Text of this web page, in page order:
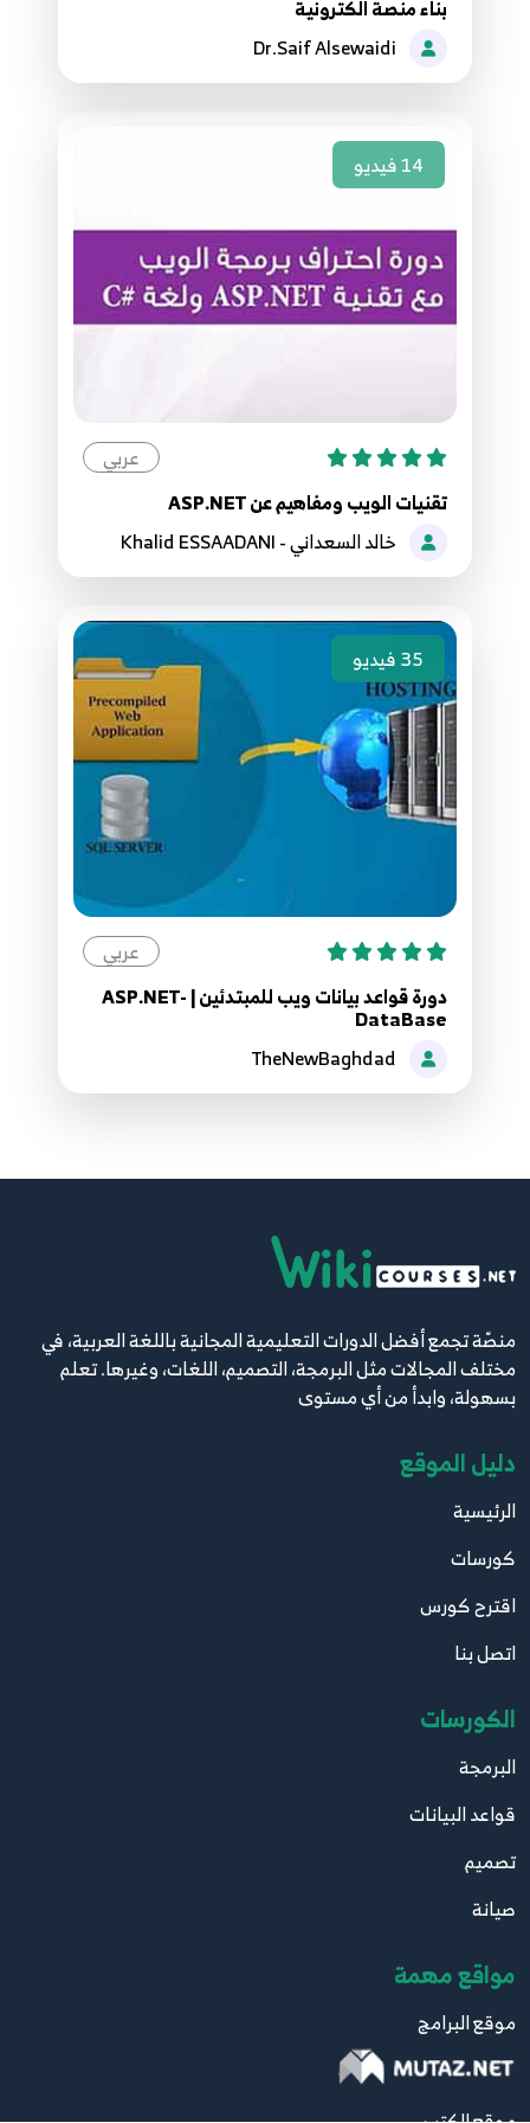
138.137. موقع مقالاتي - جلب المقالات السابقة
5:21
10:38
139
7:47
141.140. موقع مقالاتي عرض الناشرون لزائري
142.141. موقع مقالاتي - اكمال وظائف عرض
الناشرون
4:17
143.142. موقع مقالاتي - انشاء قاعدة البيانات على
الاستضافة
9:02
143
144.143. موقع مقالاتي انشاء كافة الجداول
واضافة مدير الموقع
9:41
145.144. موقع مقالاتي - رفع الصفحة على
الاستضافة
146.145. موقع مقالاتي - حل مشكلة اضافة
الملفات على الاستضافة
2:41
146
147.146. موقع مقالاتي - المشروع متكامل +
الخطوة التالية
بناء منصة الكترونية
14فيديو
عربي
تقنيات الويب ومفاهيم عن ASP.NET
خالد السعداني - Khalid ESSAADANI
35فيديو
عربي
دورة قواعد بيانات ويب للمبتدئين | ASP.NET-
DataBase
منصّة تجمع أفضل الدورات التعليمية المجانية باللغة العربية، في
مختلف المجالات مثل البرمجة، التصميم، اللغات، وغيرها. تعلم
بسهولة، وابدأ من أي مستوى
دليل الموقع
الرئيسية
كورسات
اقترح كورس
اتصل بنا
الكورسات
البرمجة
قواعد البيانات
تصميم
صيانة
مواقع مهمة
موقع البرامج